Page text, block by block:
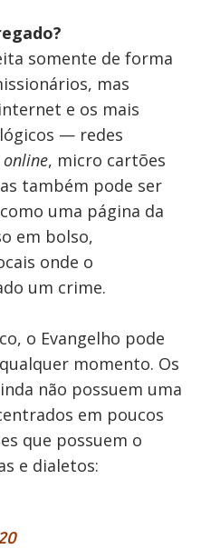
somente de forma
mas
e os mais
— redes
online, micro cartões
também pode ser
uma página da
em bolso,
onde o
um crime.
o Evangelho pode
momento. Os
não possuem uma
em poucos
que possuem o
e dialetos: